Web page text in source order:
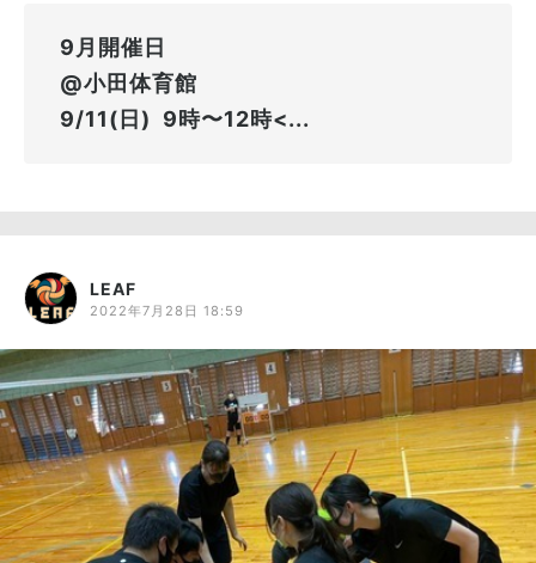
9月開催日
@小田体育館
9/11(日) 9時〜12時<...
LEAF
2022年7月28日 18:59